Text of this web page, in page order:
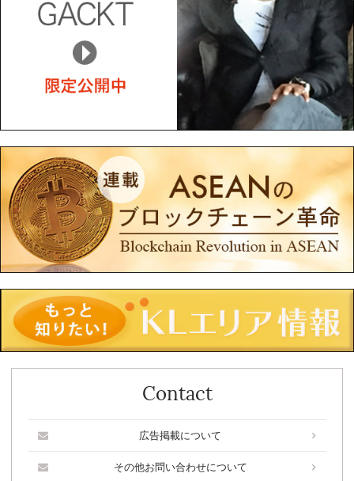
Contact
広告掲載について
その他お問い合わせについて